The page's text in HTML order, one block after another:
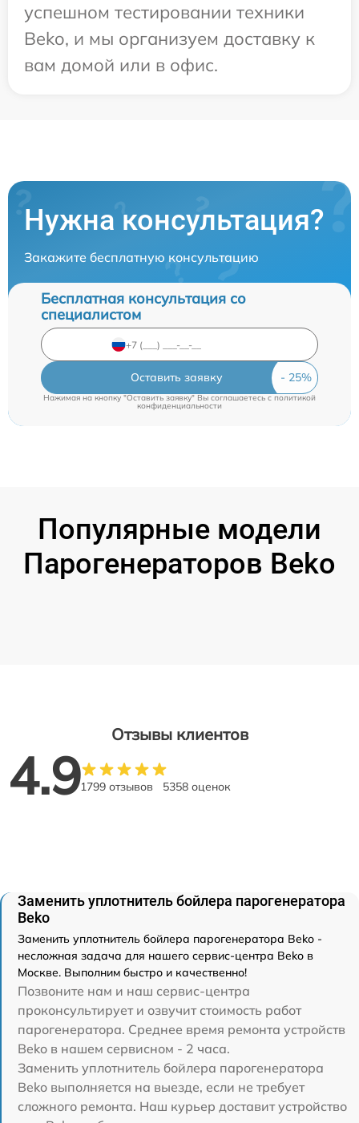
успешном тестировании техники
Beko, и мы организуем доставку к
вам домой или в офис.
Нужна консультация?
Закажите бесплатную консультацию
Бесплатная консультация со
специалистом
Оставить заявку
Нажимая на кнопку "Оставить заявку" Вы соглашаетесь c политикой
конфиденциальности
Популярные модели
Парогенераторов Beko
Отзывы клиентов
4.91799 отзывов 5358 оценок
Заменить уплотнитель бойлера парогенератора
Beko
Заменить уплотнитель бойлера парогенератора Beko -
несложная задача для нашего сервис-центра Beko в
Москве. Выполним быстро и качественно!
Позвоните нам и наш сервис-центра
проконсультирует и озвучит стоимость работ
парогенератора. Среднее время ремонта устройств
Beko в нашем сервисном - 2 часа.
Заменить уплотнитель бойлера парогенератора
Beko выполняется на выезде, если не требует
сложного ремонта. Наш курьер доставит устройство